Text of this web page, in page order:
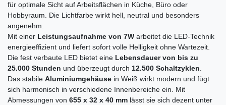
für optimale Sicht auf Arbeitsflächen in Küche, Büro oder
Hobbyraum. Die Lichtfarbe wirkt hell, neutral und besonders
angenehm.
Mit einer Leistungsaufnahme von 7W arbeitet die LED-Technik
energieeffizient und liefert sofort volle Helligkeit ohne Wartezeit.
Die fest verbaute LED bietet eine Lebensdauer von bis zu
25.000 Stunden und überzeugt durch 12.500 Schaltzyklen.
Das stabile Aluminiumgehäuse in Weiß wirkt modern und fügt
sich harmonisch in verschiedene Innenbereiche ein. Mit
Abmessungen von 655 x 32 x 40 mm lässt sie sich dezent unter